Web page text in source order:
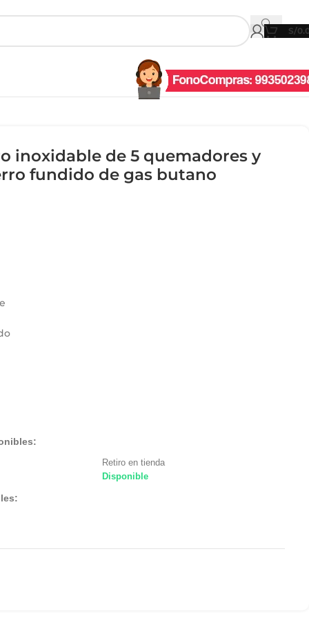
S/
inoxidable de 5 quemadores y
fundido de gas butano
Retiro en tienda
Disponible